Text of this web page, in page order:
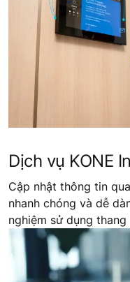
Dịch vụ KONE
Cập nhật thông tin
nhanh chóng và dễ
nghiệm sử dụng thang